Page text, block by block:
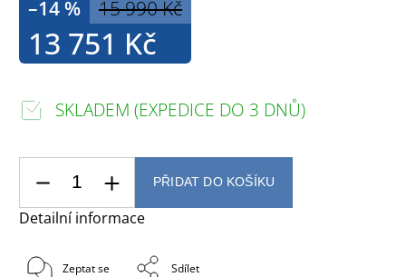
15 990 Kč
–14 %
13 751 Kč
SKLADEM (EXPEDICE DO 3 DNŮ)
PŘIDAT DO KOŠÍKU
Detailní informace
Zeptat se Sdílet